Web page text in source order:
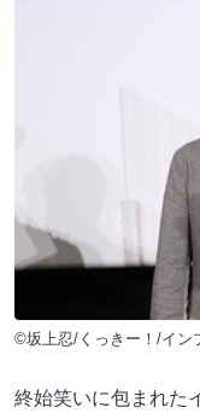
©坂上忍/くっきー！/イン
終始笑いに包まれた